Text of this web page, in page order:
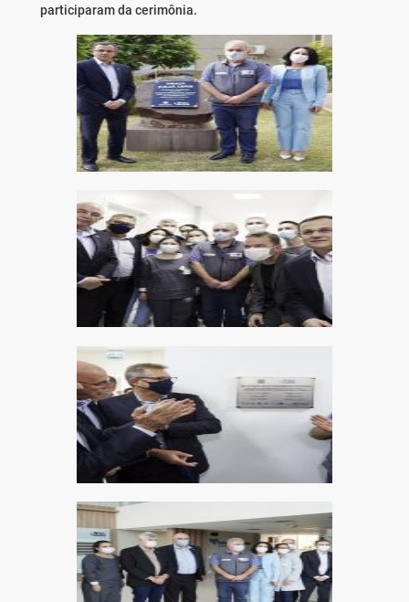
participaram da cerimônia.